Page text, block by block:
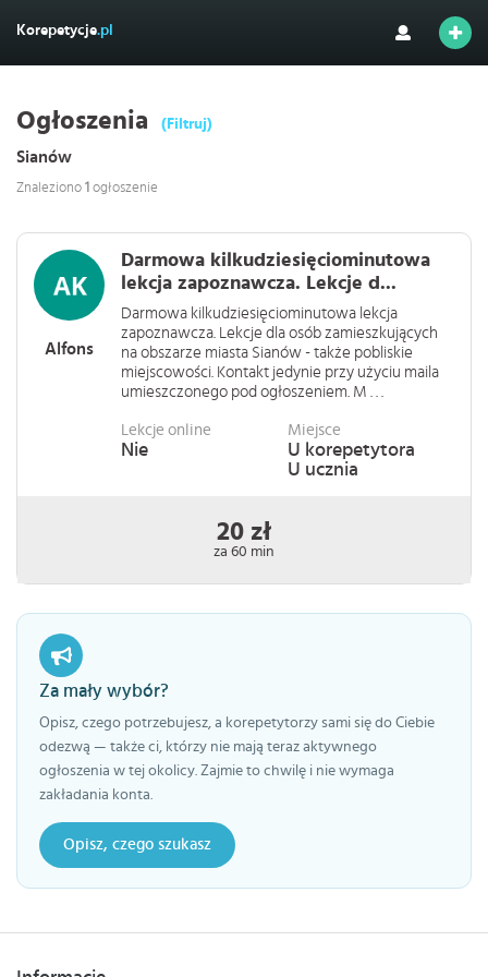
Korepetycje.pl
Ogłoszenia (Filtruj)
Sianów
Znaleziono 1 ogłoszenie
Alfons
Darmowa kilkudziesięciominutowa
lekcja zapoznawcza. Lekcje d...
Darmowa kilkudziesięciominutowa lekcja
zapoznawcza. Lekcje dla osób zamieszkujących
na obszarze miasta Sianów - także pobliskie
miejscowości. Kontakt jedynie przy użyciu maila
umieszczonego pod ogłoszeniem. M . . .
Lekcje online
Nie
Miejsce
U korepetytora
U ucznia
20 zł
za 60 min
Za mały wybór?
Opisz, czego potrzebujesz, a korepetytorzy sami się do Ciebie
odezwą — także ci, którzy nie mają teraz aktywnego
ogłoszenia w tej okolicy. Zajmie to chwilę i nie wymaga
zakładania konta.
Opisz, czego szukasz